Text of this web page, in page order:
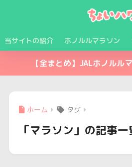
当サイトの紹介 ホノルルマラソン
【全まとめ】JALホノルル
ホーム タグ
「マラソン」の記事一